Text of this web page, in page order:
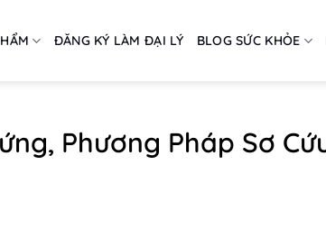
ĐĂNG KÝ LÀM ĐẠI LÝ BLOG SỨC KHỎE
Phương Pháp Sơ